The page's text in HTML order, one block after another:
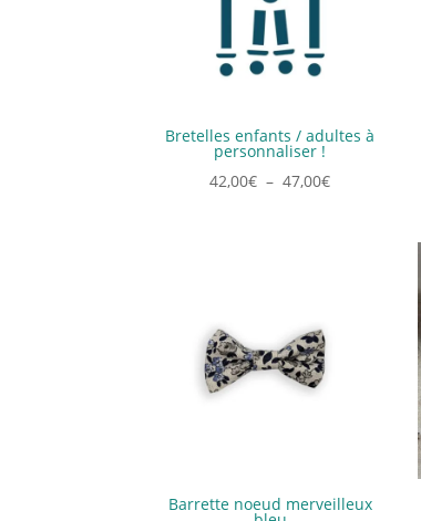
Bretelles enfants / adultes à
personnaliser !
42,00€ – 47,00€Plage
Barrette noeud merveilleux